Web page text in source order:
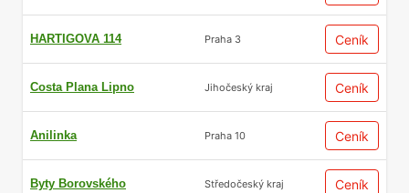
HARTIGOVA 114 Praha 3 Ceník
Costa Plana Lipno Jihočeský kraj Ceník
Anilinka Praha 10 Ceník
Byty Borovského Středočeský kraj Ceník